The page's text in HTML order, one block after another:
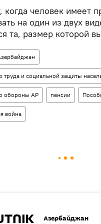
когда человек имеет
на один из двух
та, размер которой
труда и социальной защиты
обороны АР пенсии
война
Азербайджан